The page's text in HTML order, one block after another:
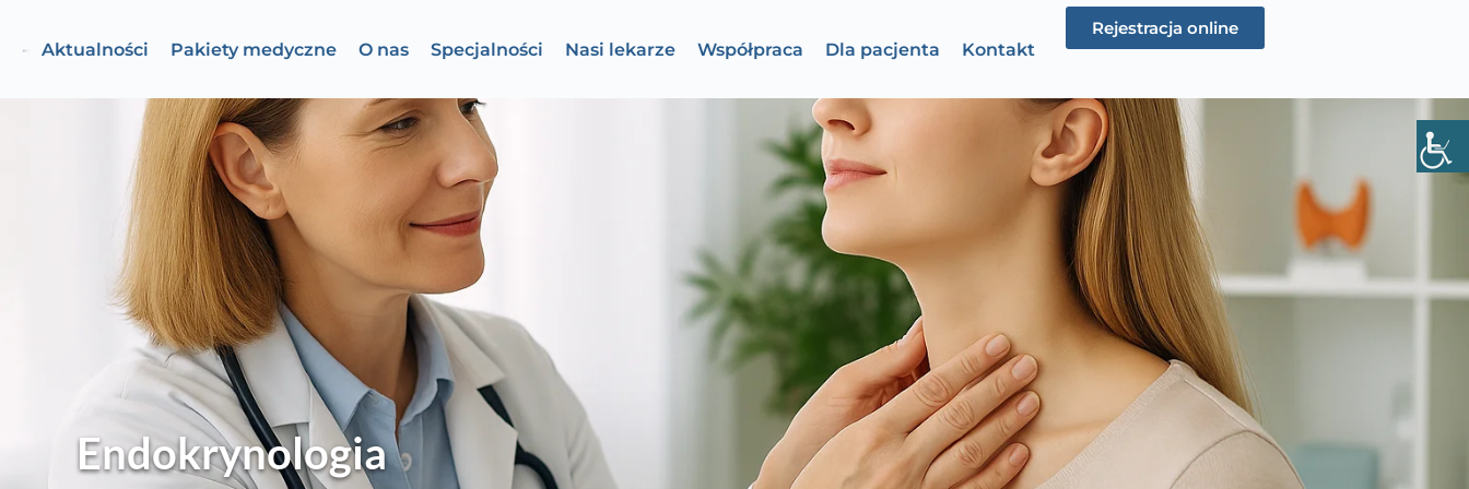
Aktualności Pakiety medyczne O nas Specjalności Nasi lekarze Współpraca Dla pacjenta Kontakt
Rejestracja online
Endokrynologia